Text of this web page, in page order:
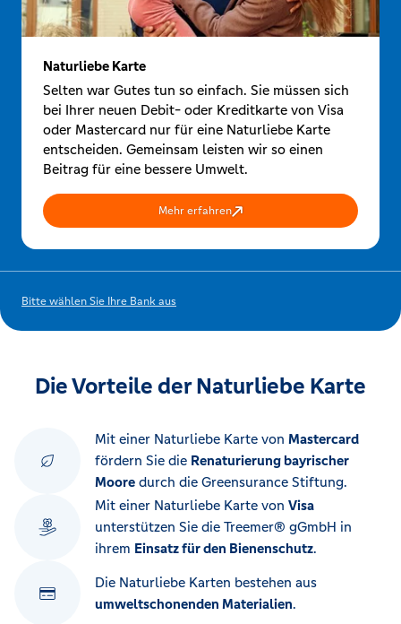
Naturliebe Karte
Selten war Gutes tun so einfach. Sie müssen sich
bei Ihrer neuen Debit- oder Kreditkarte von Visa
oder Mastercard nur für eine Naturliebe Karte
entscheiden. Gemeinsam leisten wir so einen
Beitrag für eine bessere Umwelt.
Mehr erfahren
Bitte wählen Sie Ihre Bank aus
Die Vorteile der Naturliebe Karte
Mit einer Naturliebe Karte von Mastercard
fördern Sie die Renaturierung bayrischer
Moore durch die Greensurance Stiftung.
Mit einer Naturliebe Karte von Visa
unterstützen Sie die Treemer® gGmbH in
ihrem Einsatz für den Bienenschutz.
Die Naturliebe Karten bestehen aus
umweltschonenden Materialien.